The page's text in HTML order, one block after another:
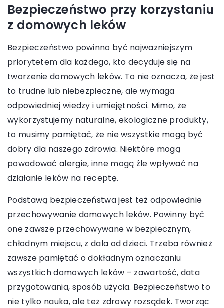
Bezpieczeństwo przy korzystaniu
z domowych leków
Bezpieczeństwo powinno być najważniejszym
priorytetem dla każdego, kto decyduje się na
tworzenie domowych leków. To nie oznacza, że jest
to trudne lub niebezpieczne, ale wymaga
odpowiedniej wiedzy i umiejętności. Mimo, że
wykorzystujemy naturalne, ekologiczne produkty,
to musimy pamiętać, że nie wszystkie mogą być
dobry dla naszego zdrowia. Niektóre mogą
powodować alergie, inne mogą źle wpływać na
działanie leków na receptę.
Podstawą bezpieczeństwa jest też odpowiednie
przechowywanie domowych leków. Powinny być
one zawsze przechowywane w bezpiecznym,
chłodnym miejscu, z dala od dzieci. Trzeba również
zawsze pamiętać o dokładnym oznaczaniu
wszystkich domowych leków – zawartość, data
przygotowania, sposób użycia. Bezpieczeństwo to
nie tylko nauka, ale też zdrowy rozsądek. Tworząc